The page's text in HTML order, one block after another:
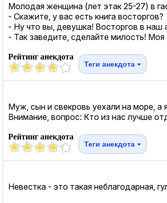
Молодая женщина (лет этак 25-27) в
- Скажите, у вас есть книга восторгов?
- Ну что вы, девушка! Восторгов в наш
- Так заведите, сделайте милость!
Рейтинг анекдота
Теги анекдота
Муж, сын и свекровь уехали на море, а
Внимание, вопрос: Кто из нас лучше
Рейтинг анекдота
Теги анекдота
Невестка - это такая неблагодарная,